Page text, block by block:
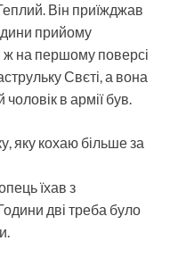
Він приїжджав
прийому
ж на першому поверсі
Свєті, а вона
в армії був.
яку кохаю більше за
їхав з
дві треба було